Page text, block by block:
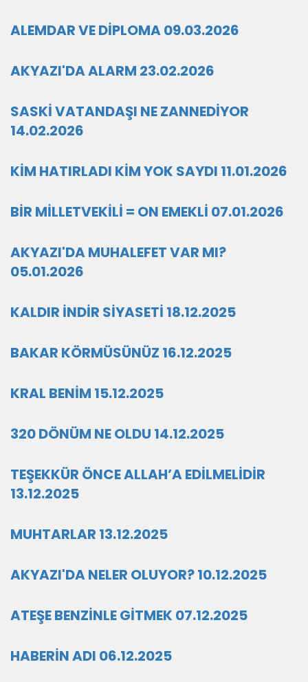
ALEMDAR VE DİPLOMA 09.03.2026
AKYAZI'DA ALARM 23.02.2026
SASKİ VATANDAŞI NE ZANNEDİYOR
14.02.2026
KİM HATIRLADI KİM YOK SAYDI 11.01.2026
BİR MİLLETVEKİLİ = ON EMEKLİ 07.01.2026
AKYAZI'DA MUHALEFET VAR MI?
05.01.2026
KALDIR İNDİR SİYASETİ 18.12.2025
BAKAR KÖRMÜSÜNÜZ 16.12.2025
KRAL BENİM 15.12.2025
320 DÖNÜM NE OLDU 14.12.2025
TEŞEKKÜR ÖNCE ALLAH’A EDİLMELİDİR
13.12.2025
MUHTARLAR 13.12.2025
AKYAZI'DA NELER OLUYOR? 10.12.2025
ATEŞE BENZİNLE GİTMEK 07.12.2025
HABERİN ADI 06.12.2025